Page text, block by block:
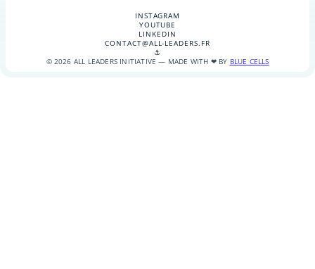
INSTAGRAM
YOUTUBE
LINKEDIN
CONTACT@ALL-LEADERS.FR
⚓
© 2026 ALL LEADERS INITIATIVE — MADE WITH ❤ BY BLUE CELLS